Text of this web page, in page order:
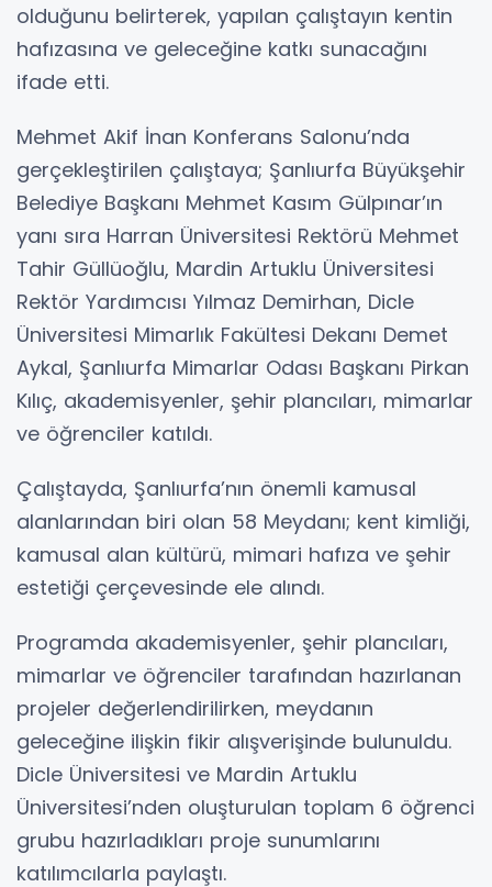
olduğunu belirterek, yapılan çalıştayın kentin
hafızasına ve geleceğine katkı sunacağını
ifade etti.
Mehmet Akif İnan Konferans Salonu’nda
gerçekleştirilen çalıştaya; Şanlıurfa Büyükşehir
Belediye Başkanı Mehmet Kasım Gülpınar’ın
yanı sıra Harran Üniversitesi Rektörü Mehmet
Tahir Güllüoğlu, Mardin Artuklu Üniversitesi
Rektör Yardımcısı Yılmaz Demirhan, Dicle
Üniversitesi Mimarlık Fakültesi Dekanı Demet
Aykal, Şanlıurfa Mimarlar Odası Başkanı Pirkan
Kılıç, akademisyenler, şehir plancıları, mimarlar
ve öğrenciler katıldı.
Çalıştayda, Şanlıurfa’nın önemli kamusal
alanlarından biri olan 58 Meydanı; kent kimliği,
kamusal alan kültürü, mimari hafıza ve şehir
estetiği çerçevesinde ele alındı.
Programda akademisyenler, şehir plancıları,
mimarlar ve öğrenciler tarafından hazırlanan
projeler değerlendirilirken, meydanın
geleceğine ilişkin fikir alışverişinde bulunuldu.
Dicle Üniversitesi ve Mardin Artuklu
Üniversitesi’nden oluşturulan toplam 6 öğrenci
grubu hazırladıkları proje sunumlarını
katılımcılarla paylaştı.